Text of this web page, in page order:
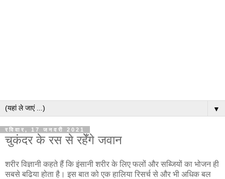
▼
रविवार, 17 जनवरी 2021
चुकंदर के रस से रहेँगे जवान
शरीर विज्ञानी कहते हैं कि इंसानी शरीर के लिए फलों और सब्जियों का भोजन ही
सबसे बढिया होता है। इस बात को एक हालिया रिसर्च से और भी अधिक बल